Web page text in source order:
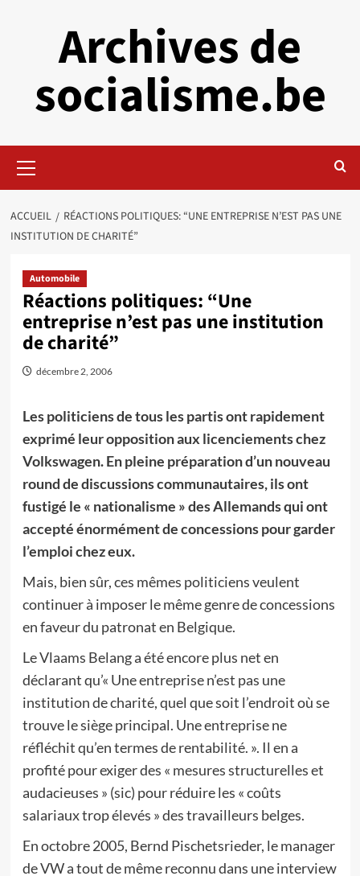
Archives de
socialisme.be
principal
ACCUEIL
RÉACTIONS POLITIQUES: “UNE ENTREPRISE N’EST PAS UNE
INSTITUTION DE CHARITÉ”
Automobile
Réactions politiques: “Une
entreprise n’est pas une institution
de charité”
décembre 2, 2006
Les politiciens de tous les partis ont rapidement
exprimé leur opposition aux licenciements chez
Volkswagen. En pleine préparation d’un nouveau
round de discussions communautaires, ils ont
fustigé le « nationalisme » des Allemands qui ont
accepté énormément de concessions pour garder
l’emploi chez eux.
Mais, bien sûr, ces mêmes politiciens veulent
continuer à imposer le même genre de concessions
en faveur du patronat en Belgique.
Le Vlaams Belang a été encore plus net en
déclarant qu’« Une entreprise n’est pas une
institution de charité, quel que soit l’endroit où se
trouve le siège principal. Une entreprise ne
réfléchit qu’en termes de rentabilité. ». Il en a
profité pour exiger des « mesures structurelles et
audacieuses » (sic) pour réduire les « coûts
salariaux trop élevés » des travailleurs belges.
En octobre 2005, Bernd Pischetsrieder, le manager
de VW a tout de même reconnu dans une interview